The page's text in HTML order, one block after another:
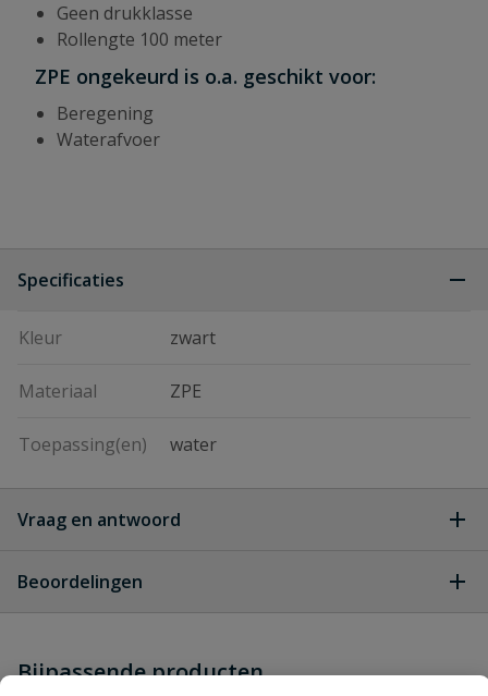
Geen drukklasse
Rollengte 100 meter
ZPE ongekeurd is o.a. geschikt voor:
Beregening
Waterafvoer
Specificaties
Kleur zwart
Materiaal ZPE
Toepassing(en) water
Vraag en antwoord
dit product?
vraag
Beoordelingen
Schrijf zelf een beoordeling
Bijpassende producten